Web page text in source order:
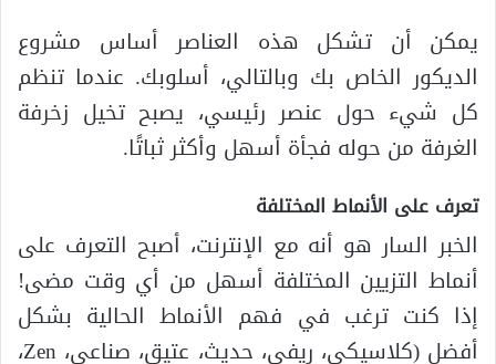
يمكن أن تشكل هذه العناصر أساس مشروع
الديكور الخاص بك وبالتالي، أسلوبك. عندما تنظم
كل شيء حول عنصر رئيسي، يصبح تخيل زخرفة
الغرفة من حوله فجأة أسهل وأكثر ثباتًا.
تعرف على الأنماط المختلفة
الخبر السار هو أنه مع الإنترنت، أصبح التعرف على
أنماط التزيين المختلفة أسهل من أي وقت مضى!
إذا كنت ترغب في فهم الأنماط الحالية بشكل
أفضل (كلاسيكي، ريفي، حديث، عتيق، صناعي، Zen،